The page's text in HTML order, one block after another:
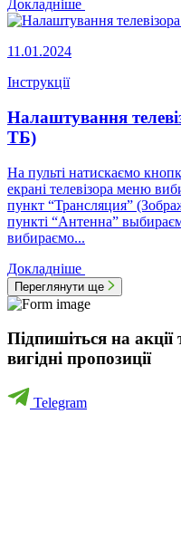
Докладніше
11.01.2024
Інструкції
Налаштування
ТБ)
На пульті натискаємо
екрані телевізора меню
пункт “Трансляция”
пункті “Антенна”
вибираємо...
Докладніше
Переглянути ще
Підпишіться на
вигідні пропозиції
Telegram